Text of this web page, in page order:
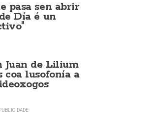
pasa sen abrir
Día é un
Juan de Lilium
coa lusofonía a